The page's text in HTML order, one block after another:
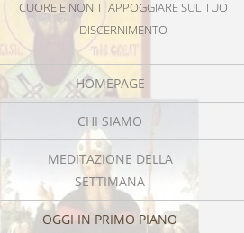
CUORE E NON TI APPOGGIARE SUL TUO
DISCERNIMENTO
HOMEPAGE
CHI SIAMO
MEDITAZIONE DELLA
SETTIMANA
OGGI IN PRIMO PIANO